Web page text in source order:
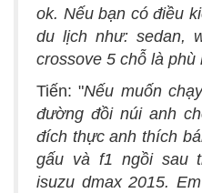
ok. Nếu bạn có điều
du lịch như: sedan,
crossove 5 chỗ là phù
Tiến: "Nếu muốn
đường đồi núi anh
đích thực anh thích
gấu và f1 ngồi sau
isuzu dmax 2015.